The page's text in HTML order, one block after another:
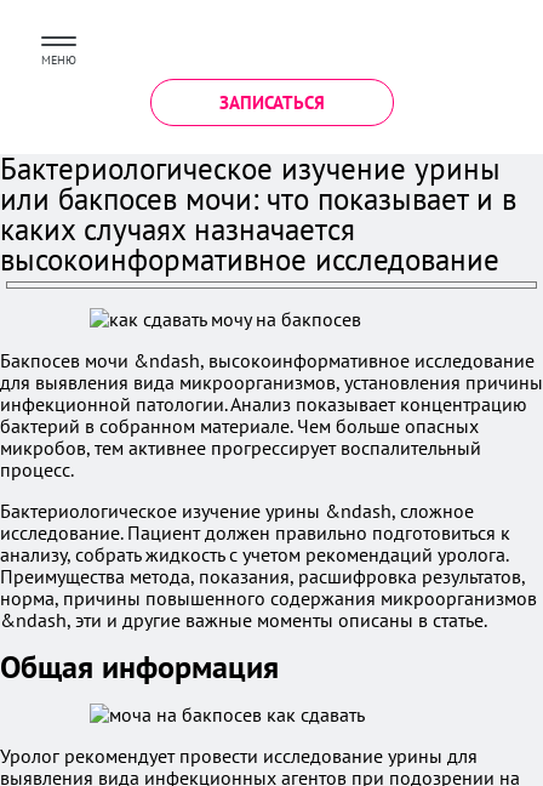
МЕНЮ
ЗАПИСАТЬСЯ
Бактериологическое изучение урины
или бакпосев мочи: что показывает и в
каких случаях назначается
высокоинформативное исследование
Бакпосев мочи &ndash, высокоинформативное исследование
для выявления вида микроорганизмов, установления причины
инфекционной патологии. Анализ показывает концентрацию
бактерий в собранном материале. Чем больше опасных
микробов, тем активнее прогрессирует воспалительный
процесс.
Бактериологическое изучение урины &ndash, сложное
исследование. Пациент должен правильно подготовиться к
анализу, собрать жидкость с учетом рекомендаций уролога.
Преимущества метода, показания, расшифровка результатов,
норма, причины повышенного содержания микроорганизмов
&ndash, эти и другие важные моменты описаны в статье.
Общая информация
Уролог рекомендует провести исследование урины для
выявления вида инфекционных агентов при подозрении на